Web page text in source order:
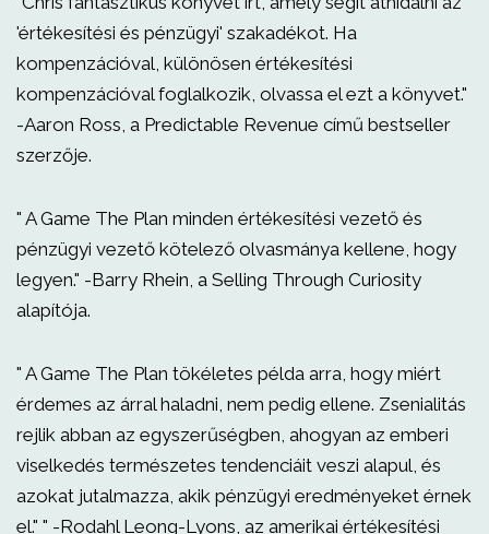
'értékesítési és pénzügyi' szakadékot. Ha
kompenzációval, különösen értékesítési
kompenzációval foglalkozik, olvassa el ezt a könyvet."
-Aaron Ross, a Predictable Revenue című bestseller
szerzője.
" A Game The Plan minden értékesítési vezető és
pénzügyi vezető kötelező olvasmánya kellene, hogy
legyen." -Barry Rhein, a Selling Through Curiosity
alapítója.
" A Game The Plan tökéletes példa arra, hogy miért
érdemes az árral haladni, nem pedig ellene. Zsenialitás
rejlik abban az egyszerűségben, ahogyan az emberi
viselkedés természetes tendenciáit veszi alapul, és
azokat jutalmazza, akik pénzügyi eredményeket érnek
el." " -Rodahl Leong-Lyons, az amerikai értékesítési